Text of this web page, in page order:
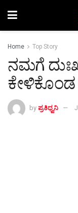
Home Top Story
ನಮಗೆ
ಕೇಳಿಕೊಂಡ
by ಪ್ರತಿಧ್ವನಿ